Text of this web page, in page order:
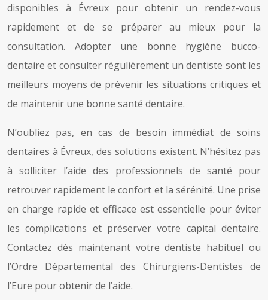
disponibles à Évreux pour obtenir un rendez-vous
rapidement et de se préparer au mieux pour la
consultation. Adopter une bonne hygiène bucco-
dentaire et consulter régulièrement un dentiste sont les
meilleurs moyens de prévenir les situations critiques et
de maintenir une bonne santé dentaire.
N’oubliez pas, en cas de besoin immédiat de soins
dentaires à Évreux, des solutions existent. N’hésitez pas
à solliciter l’aide des professionnels de santé pour
retrouver rapidement le confort et la sérénité. Une prise
en charge rapide et efficace est essentielle pour éviter
les complications et préserver votre capital dentaire.
Contactez dès maintenant votre dentiste habituel ou
l’Ordre Départemental des Chirurgiens-Dentistes de
l’Eure pour obtenir de l’aide.